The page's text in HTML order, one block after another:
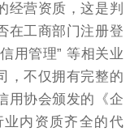
经营资质，这是判
在工商部门注册登
用管理” 等相关业
，不仅拥有完整的
用协会颁发的《企
内资质齐全的代